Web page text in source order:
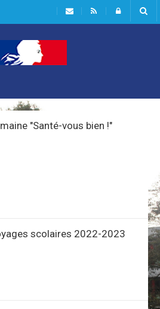
"Santé-vous bien !"
scolaires 2022-2023